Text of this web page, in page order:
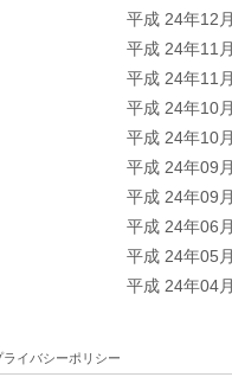
平成 24年12
平成 24年11
平成 24年11
平成 24年10
平成 24年10
平成 24年09
平成 24年09
平成 24年06
平成 24年05
平成 24年04
ライバシーポリシー